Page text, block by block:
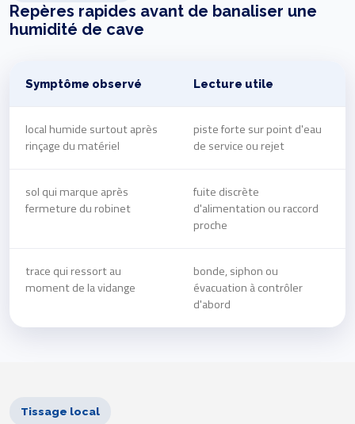
Repères rapides avant de banaliser une
humidité de cave
Symptôme observé Lecture utile
local humide surtout après
rinçage du matériel
piste forte sur point d'eau
de service ou rejet
sol qui marque après
fermeture du robinet
fuite discrète
d'alimentation ou raccord
proche
trace qui ressort au
moment de la vidange
bonde, siphon ou
évacuation à contrôler
d'abord
Tissage local